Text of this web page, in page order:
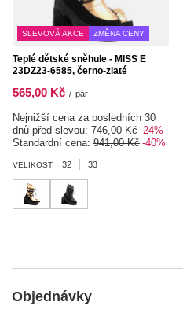
SLEVOVÁ AKCE ZMĚNA CENY
Teplé dětské sněhule - MISS E
23DZ23-6585, černo-zlaté
565,00 Kč / pár
Nejnižší cena za posledních 30
dnů před slevou: 746,00 Kč -24%
Standardní cena: 941,00 Kč -40%
VELIKOST: 32 33
Objednávky